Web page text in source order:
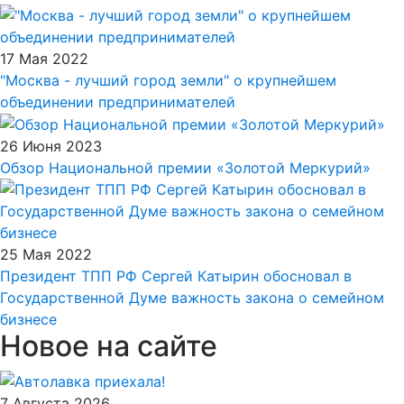
17 Мая 2022
"Москва - лучший город земли" о крупнейшем
объединении предпринимателей
26 Июня 2023
Обзор Национальной премии «Золотой Меркурий»
25 Мая 2022
Президент ТПП РФ Сергей Катырин обосновал в
Государственной Думе важность закона о семейном
бизнесе
Новое на сайте